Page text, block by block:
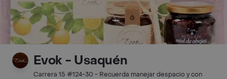
Evok - Usaquén
Carrera 15 #124-30 - Recuerda manejar despacio y con